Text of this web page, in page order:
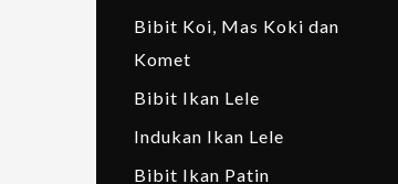
Bibit Koi, Mas Koki dan
Komet
Bibit Ikan Lele
Indukan Ikan Lele
Bibit Ikan Patin